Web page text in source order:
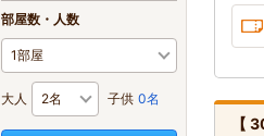
部屋数・人数
大人 子供 0名
【